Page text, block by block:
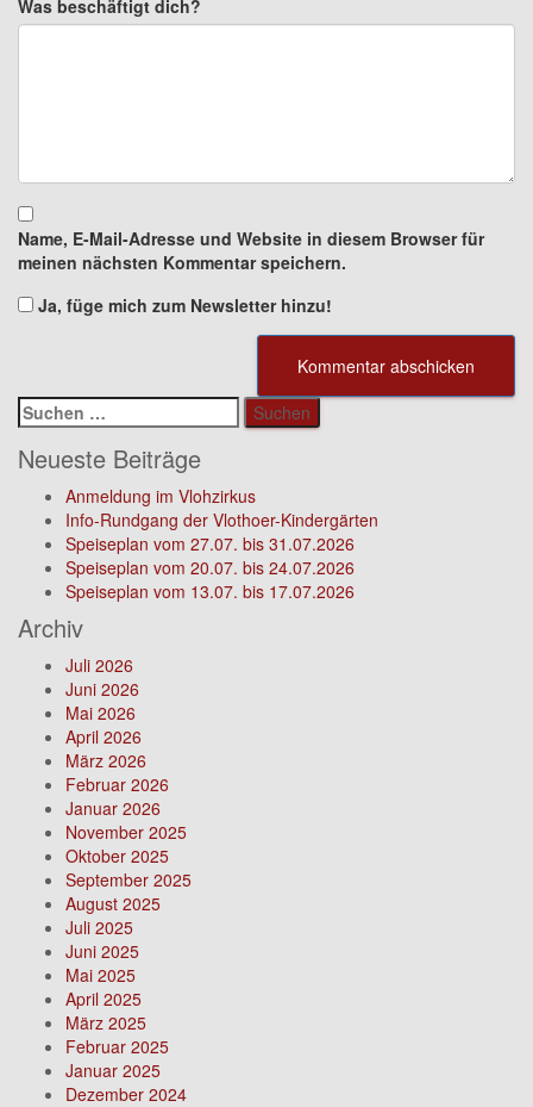
Was beschäftigt dich?
Name, E-Mail-Adresse und Website in diesem Browser für
meinen nächsten Kommentar speichern.
Ja, füge mich zum Newsletter hinzu!
Suchen
nach:
Neueste Beiträge
Anmeldung im Vlohzirkus
Info-Rundgang der Vlothoer-Kindergärten
Speiseplan vom 27.07. bis 31.07.2026
Speiseplan vom 20.07. bis 24.07.2026
Speiseplan vom 13.07. bis 17.07.2026
Archiv
Juli 2026
Juni 2026
Mai 2026
April 2026
März 2026
Februar 2026
Januar 2026
November 2025
Oktober 2025
September 2025
August 2025
Juli 2025
Juni 2025
Mai 2025
April 2025
März 2025
Februar 2025
Januar 2025
Dezember 2024